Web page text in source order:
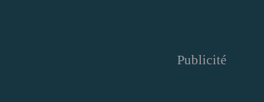
Publicité